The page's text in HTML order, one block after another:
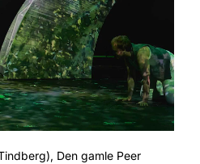
Den gamle Peer